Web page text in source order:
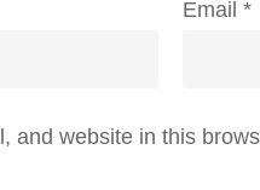
Email *
and website in this